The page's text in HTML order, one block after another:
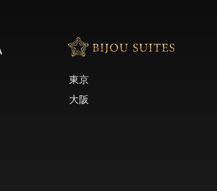
東京
大阪